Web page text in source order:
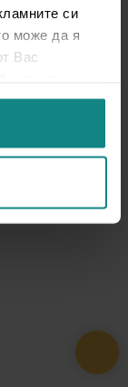
си
може да я
Вас
им.